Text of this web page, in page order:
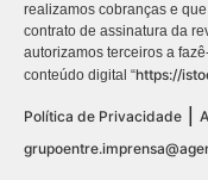
realizamos cobranças e
contrato de assinatura da
autorizamos terceiros a
conteúdo digital “https://
Política de Privacidade